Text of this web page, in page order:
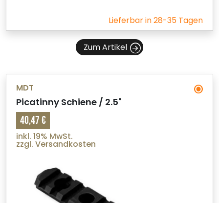
Lieferbar in 28-35 Tagen
Zum Artikel
MDT
Picatinny Schiene / 2.5"
40,47 €
inkl. 19% MwSt.
zzgl. Versandkosten